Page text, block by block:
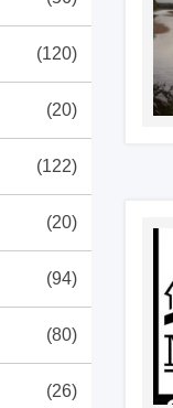
(120)
(20)
(122)
(20)
(94)
(80)
(26)